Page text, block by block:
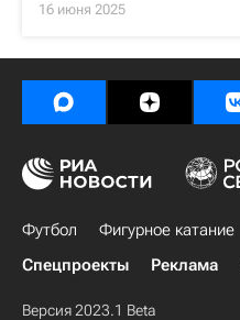
16 июня 2025
Футбол Фигурное катание
Спецпроекты
Реклама
Версия 2023.1 Beta